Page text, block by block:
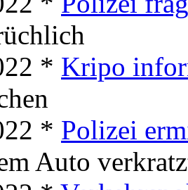
* Kripo
* Polizei
Auto